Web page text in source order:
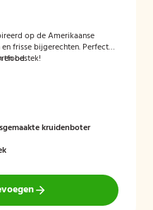
op de Amerikaanse
frisse bijgerechten. Perfect
bestek!
kruidenboter